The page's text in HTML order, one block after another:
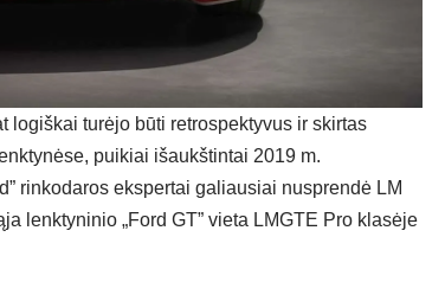
logiškai turėjo būti retrospektyvus ir skirtas
puikiai išaukštintai 2019 m.
rinkodaros ekspertai galiausiai nusprendė LM
lenktyninio „Ford GT” vieta LMGTE Pro klasėje